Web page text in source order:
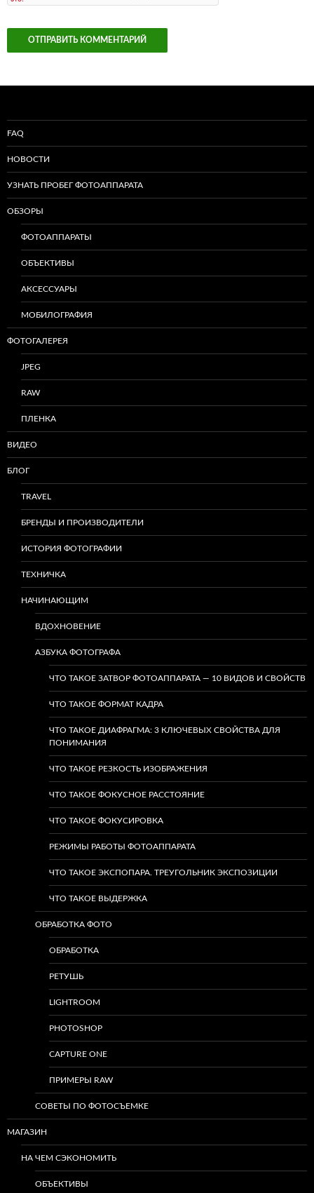
FAQ
НОВОСТИ
УЗНАТЬ ПРОБЕГ ФОТОАППАРАТА
ОБЗОРЫ
ФОТОАППАРАТЫ
ОБЪЕКТИВЫ
АКСЕССУАРЫ
МОБИЛОГРАФИЯ
ФОТОГАЛЕРЕЯ
JPEG
RAW
ПЛЕНКА
ВИДЕО
БЛОГ
TRAVEL
БРЕНДЫ И ПРОИЗВОДИТЕЛИ
ИСТОРИЯ ФОТОГРАФИИ
ТЕХНИЧКА
НАЧИНАЮЩИМ
ВДОХНОВЕНИЕ
АЗБУКА ФОТОГРАФА
ЧТО ТАКОЕ ЗАТВОР ФОТОАППАРАТА — 10 ВИДОВ И СВОЙСТВ
ЧТО ТАКОЕ ФОРМАТ КАДРА
ЧТО ТАКОЕ ДИАФРАГМА: 3 КЛЮЧЕВЫХ СВОЙСТВА ДЛЯ
ПОНИМАНИЯ
ЧТО ТАКОЕ РЕЗКОСТЬ ИЗОБРАЖЕНИЯ
ЧТО ТАКОЕ ФОКУСНОЕ РАССТОЯНИЕ
ЧТО ТАКОЕ ФОКУСИРОВКА
РЕЖИМЫ РАБОТЫ ФОТОАППАРАТА
ЧТО ТАКОЕ ЭКСПОПАРА. ТРЕУГОЛЬНИК ЭКСПОЗИЦИИ
ЧТО ТАКОЕ ВЫДЕРЖКА
ОБРАБОТКА ФОТО
ОБРАБОТКА
РЕТУШЬ
LIGHTROOM
PHOTOSHOP
CAPTURE ONE
ПРИМЕРЫ RAW
СОВЕТЫ ПО ФОТОСЪЕМКЕ
МАГАЗИН
НА ЧЕМ СЭКОНОМИТЬ
ОБЪЕКТИВЫ